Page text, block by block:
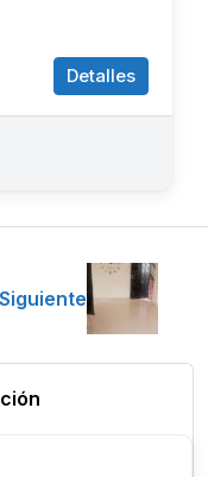
Detalles
Siguiente